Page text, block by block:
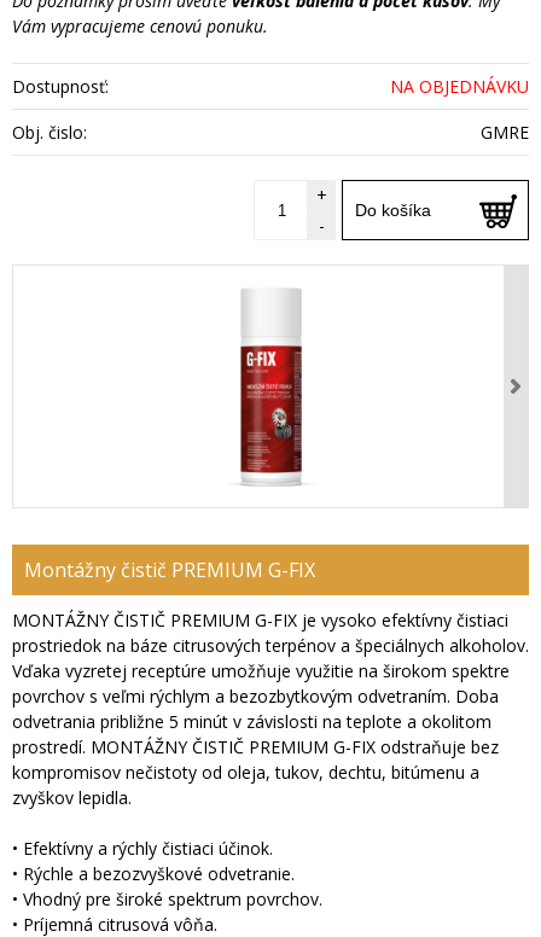
Vám vypracujeme cenovú ponuku.
Dostupnosť:
NA OBJEDNÁVKU
Obj. čislo:
GMRE
Do košíka
+
-
Montážny čistič PREMIUM G-FIX
MONTÁŽNY ČISTIČ PREMIUM G-FIX je vysoko efektívny čistiaci
prostriedok na báze citrusových terpénov a špeciálnych alkoholov.
Vďaka vyzretej receptúre umožňuje využitie na širokom spektre
povrchov s veľmi rýchlym a bezozbytkovým odvetraním. Doba
odvetrania približne 5 minút v závislosti na teplote a okolitom
prostredí. MONTÁŽNY ČISTIČ PREMIUM G-FIX odstraňuje bez
kompromisov nečistoty od oleja, tukov, dechtu, bitúmenu a
zvyškov lepidla.
• Efektívny a rýchly čistiaci účinok.
• Rýchle a bezozvyškové odvetranie.
• Vhodný pre široké spektrum povrchov.
• Príjemná citrusová vôňa.